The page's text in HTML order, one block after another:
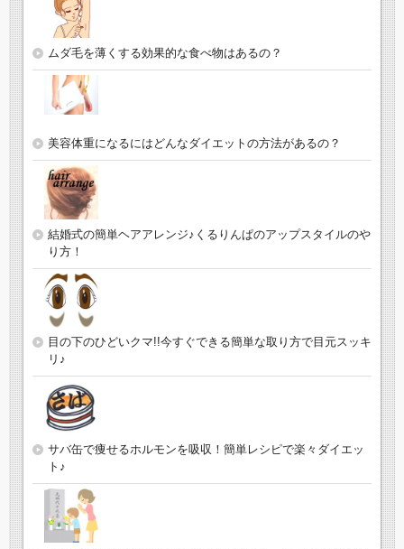
ムダ毛を薄くする効果的な食べ物はあるの？
美容体重になるにはどんなダイエットの方法があるの？
結婚式の簡単ヘアアレンジ♪くるりんぱのアップスタイルのや
り方！
目の下のひどいクマ!!今すぐできる簡単な取り方で目元スッキ
リ♪
サバ缶で痩せるホルモンを吸収！簡単レシピで楽々ダイエッ
ト♪